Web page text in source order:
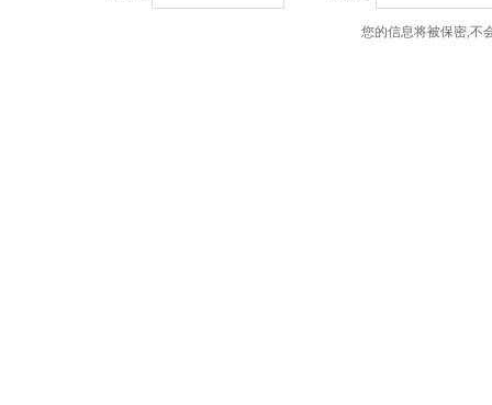
您的信息将被保密,不